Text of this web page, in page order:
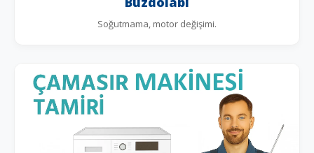
Soğutmama, motor değişimi.